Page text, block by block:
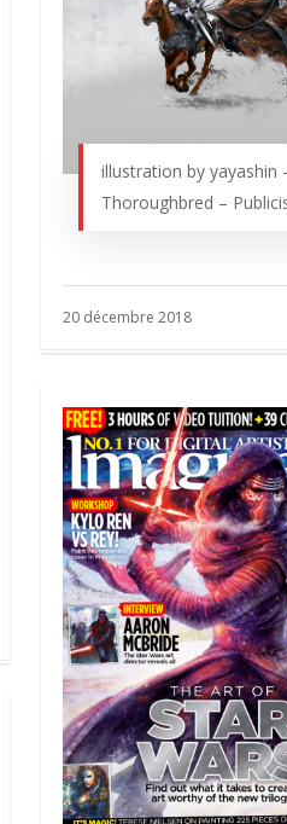
illustration by yayashin
Thoroughbred –
20 décembre 2018